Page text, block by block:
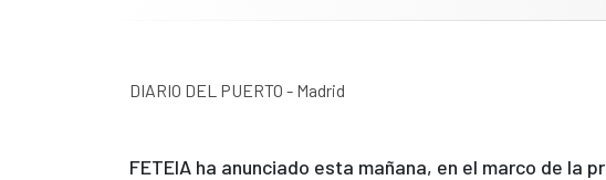
DIARIO DEL PUERTO - Madrid
FETEIA ha anunciado esta mañana, en el marco de